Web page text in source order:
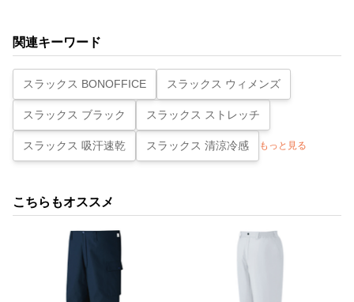
関連キーワード
スラックス BONOFFICE スラックス ウィメンズ
スラックス ブラック スラックス ストレッチ
スラックス 吸汗速乾 スラックス 清涼冷感 もっと見る
こちらもオススメ